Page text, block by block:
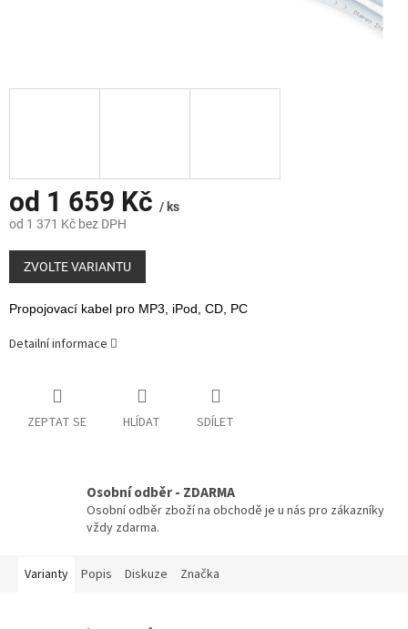
od 1 659 Kč / ks
od 1 371 Kč bez DPH
Měrná
cena:
ZVOLTE VARIANTU
Propojovací kabel pro MP3, iPod, CD, PC
Detailní informace
ZEPTAT SE HLÍDAT SDÍLET
Osobní odběr - ZDARMA
Osobní odběr zboží na obchodě je u nás pro zákazníky
vždy zdarma.
Varianty Popis Diskuze Značka